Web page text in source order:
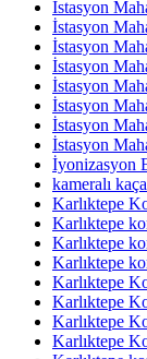
İstasyon
İstasyon
İstasyon
İstasyon
İstasyon
İstasyon
İstasyon
İstasyon
İyonizasyon
kameralı
Karlıktepe
Karlıktepe
Karlıktepe
Karlıktepe
Karlıktepe
Karlıktepe
Karlıktepe
Karlıktepe